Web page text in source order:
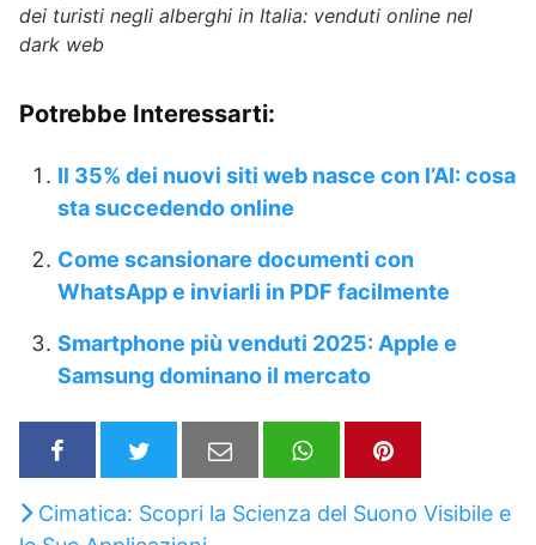
dei turisti negli alberghi in Italia: venduti online nel
dark web
Potrebbe Interessarti:
Il 35% dei nuovi siti web nasce con l’AI: cosa
sta succedendo online
Come scansionare documenti con
WhatsApp e inviarli in PDF facilmente
Smartphone più venduti 2025: Apple e
Samsung dominano il mercato
Cimatica: Scopri la Scienza del Suono Visibile e